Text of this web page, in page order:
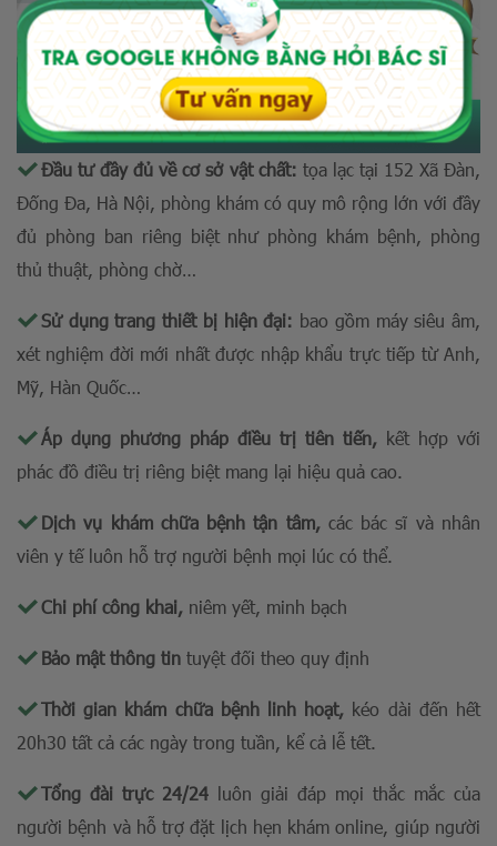
Đầu tư đầy đủ về cơ sở vật chất: tọa lạc tại 152 Xã Đàn,
Đống Đa, Hà Nội, phòng khám có quy mô rộng lớn với đầy
đủ phòng ban riêng biệt như phòng khám bệnh, phòng
thủ thuật, phòng chờ…
Sử dụng trang thiết bị hiện đại: bao gồm máy siêu âm,
xét nghiệm đời mới nhất được nhập khẩu trực tiếp từ Anh,
Mỹ, Hàn Quốc…
Áp dụng phương pháp điều trị tiên tiến, kết hợp với
phác đồ điều trị riêng biệt mang lại hiệu quả cao.
Dịch vụ khám chữa bệnh tận tâm,các bác sĩ và nhân
viên y tế luôn hỗ trợ người bệnh mọi lúc có thể.
Chi phí công khai, niêm yết, minh bạch
Bảo mật thông tin tuyệt đối theo quy định
Thời gian khám chữa bệnh linh hoạt, kéo dài đến hết
20h30 tất cả các ngày trong tuần, kể cả lễ tết.
Tổng đài trực 24/24 luôn giải đáp mọi thắc mắc của
người bệnh và hỗ trợ đặt lịch hẹn khám online, giúp người